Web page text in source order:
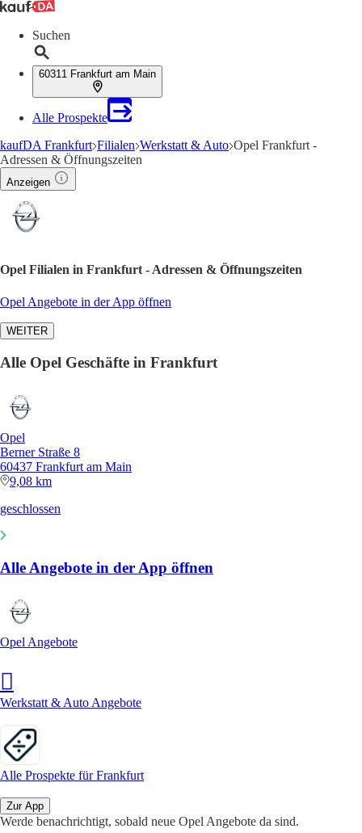
Suchen
60311 Frankfurt am Main
Alle Prospekte
kaufDA Frankfurt Filialen Werkstatt & Auto Opel Frankfurt -
Adressen & Öffnungszeiten
Anzeigen
Opel Filialen in Frankfurt - Adressen & Öffnungszeiten
Opel Angebote in der App öffnen
WEITER
Alle Opel Geschäfte in Frankfurt
Opel
Berner Straße 8
60437 Frankfurt am Main
9,08 km
geschlossen
Alle Angebote in der App öffnen
Opel Angebote
Werkstatt & Auto Angebote
Alle Prospekte für Frankfurt
Zur App
Werde benachrichtigt, sobald neue Opel Angebote da sind.